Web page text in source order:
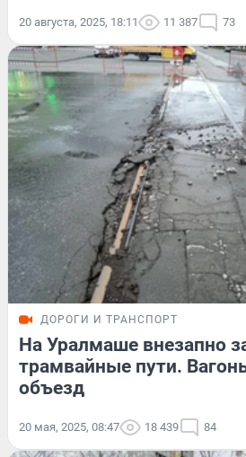
20 августа, 2025, 18:11 11 387 73
ДОРОГИ И ТРАНСПОРТ
На Уралмаше внезапно
трамвайные пути.
объезд
20 мая, 2025, 08:47 18 439 84